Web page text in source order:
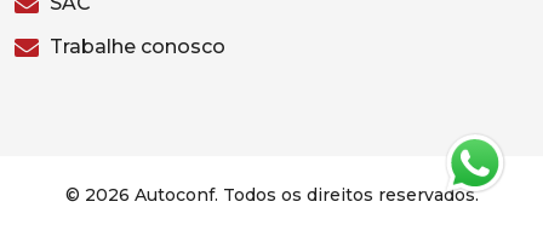
Trabalhe conosco
© 2026 Autoconf. Todos os direitos reservados.